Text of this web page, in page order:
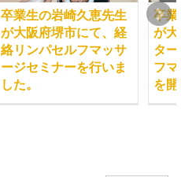
卒業生の岩崎久恵先生
が大阪府堺市にて、経
絡リンパセルフマッサ
ージセミナーを行いま
した。
卒
が
タ
フ
を